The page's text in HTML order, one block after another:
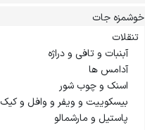
خوشمزه جات
تنقلات
آبنبات و تافی و دراژه
آدامس ها
اسنک و چوب شور
بیسکوییت و ویفر و وافل و کیک
پاستیل و مارشمالو